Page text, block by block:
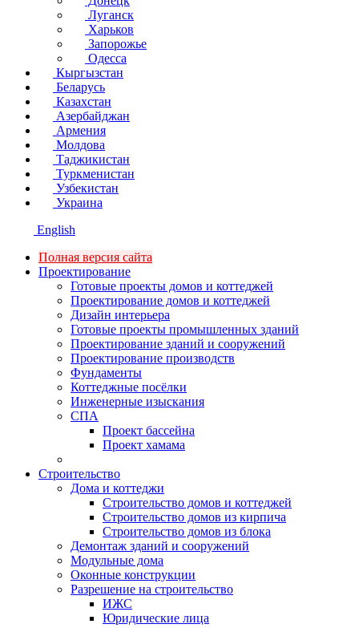
Луганск
Харьков
Запорожье
Одесса
Кыргызстан
Беларусь
Казахстан
Азербайджан
Армения
Молдова
Таджикистан
Туркменистан
Узбекистан
Украина
English
Полная версия сайта
Проектирование
Готовые проекты домов и коттеджей
Проектирование домов и коттеджей
Дизайн интерьера
Готовые проекты промышленных зданий
Проектирование зданий и сооружений
Проектирование производств
Фундаменты
Коттеджные посёлки
Инженерные изыскания
СПА
Проект бассейна
Проект хамама
Строительство
Дома и коттеджи
Строительство домов и коттеджей
Строительство домов из кирпича
Строительство домов из блока
Демонтаж зданий и сооружений
Модульные дома
Оконные конструкции
Разрешение на строительство
ИЖС
Юридические лица